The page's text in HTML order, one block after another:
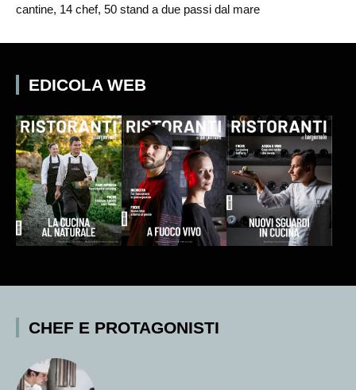
cantine, 14 chef, 50 stand a due passi dal mare
EDICOLA WEB
CHEF E PROTAGONISTI